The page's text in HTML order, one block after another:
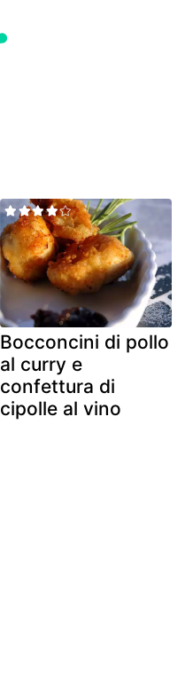
Bocconcini di pollo
al curry e
confettura di
cipolle al vino